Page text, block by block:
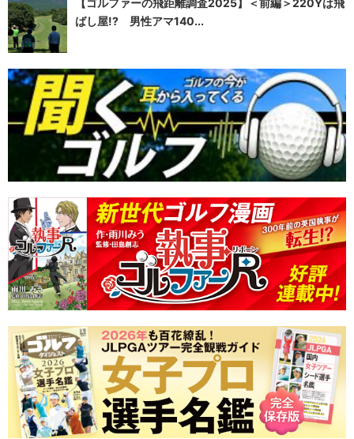
【ゴルファーの飛距離調査2025】＜前編＞220Yは飛
ばし屋!? 男性アマ140...